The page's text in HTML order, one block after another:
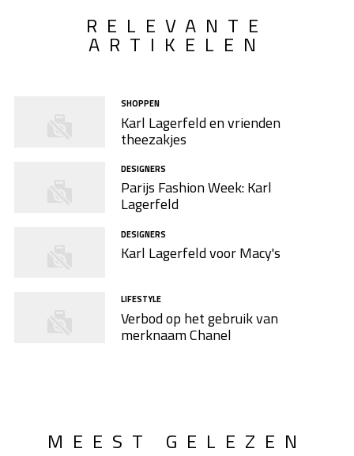
RELEVANTE
ARTIKELEN
SHOPPEN
Karl Lagerfeld en vrienden
theezakjes
DESIGNERS
Parijs Fashion Week: Karl
Lagerfeld
DESIGNERS
Karl Lagerfeld voor Macy's
LIFESTYLE
Verbod op het gebruik van
merknaam Chanel
MEEST GELEZEN